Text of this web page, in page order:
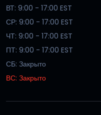
ВТ: 9:00 - 17:00 EST
СР: 9:00 - 17:00 EST
ЧТ: 9:00 - 17:00 EST
ПТ: 9:00 - 17:00 EST
СБ: Закрыто
ВС: Закрыто